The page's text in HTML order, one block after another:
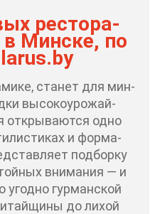
ре­сто­ра­
в Мин­ске, по
ста­нет для мин­
вы­со­ко­уро­жай­
от­кры­ва­ют­ся од­но
и фор­ма­
под­бор­ку
вни­ма­ния — и
угод­но гур­ман­ской
до ли­хой